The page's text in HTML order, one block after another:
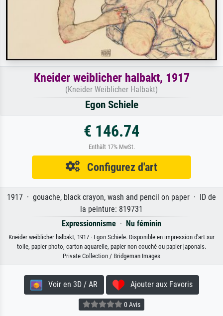
Kneider weiblicher halbakt, 1917
(Kneider Weiblicher Halbakt)
Egon Schiele
€ 146.74
Enthält 17% MwSt.
Configurez d'art
1917 · gouache, black crayon, wash and pencil on paper · ID de
la peinture: 819731
Expressionnisme · Nu féminin
Kneider weiblicher halbakt, 1917 · Egon Schiele. Disponible en impression d'art sur
toile, papier photo, carton aquarelle, papier non couché ou papier japonais.
Private Collection / Bridgeman Images
Voir en 3D / AR Ajouter aux Favoris
0 Avis